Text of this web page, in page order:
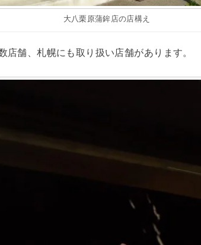
大八栗原蒲鉾店の店構え
店舗、札幌にも取り扱い店舗があります。